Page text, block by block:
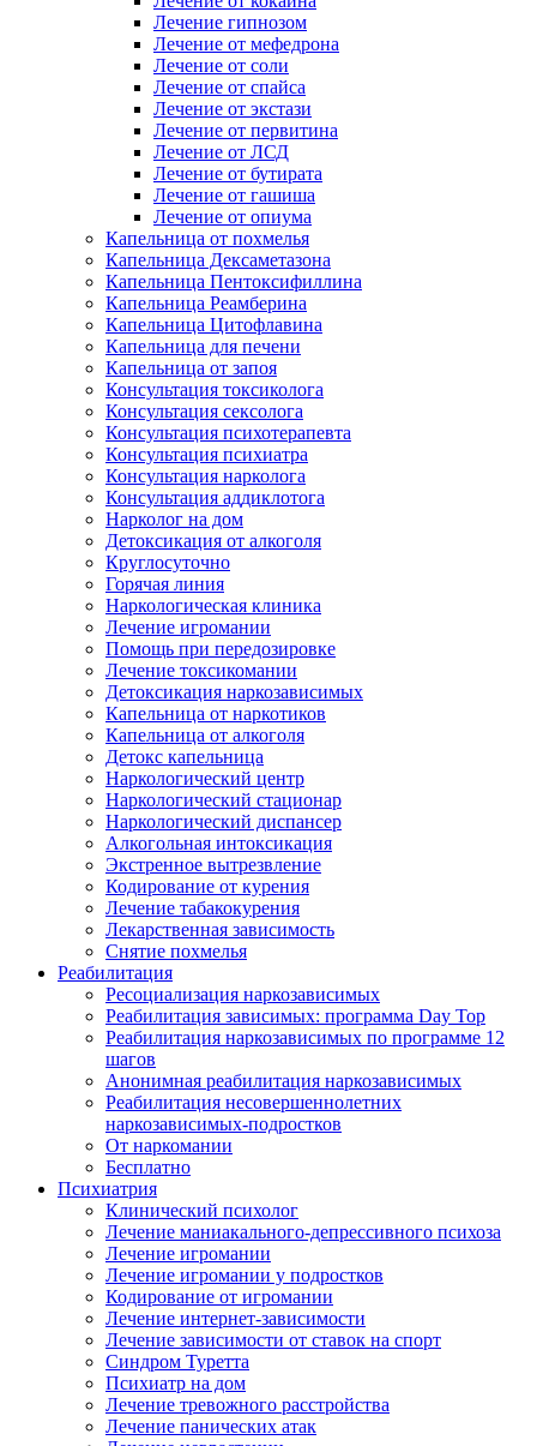
Лечение гипнозом
Лечение от мефедрона
Лечение от соли
Лечение от спайса
Лечение от экстази
Лечение от первитина
Лечение от ЛСД
Лечение от бутирата
Лечение от гашиша
Лечение от опиума
Капельница от похмелья
Капельница Дексаметазона
Капельница Пентоксифиллина
Капельница Реамберина
Капельница Цитофлавина
Капельница для печени
Капельница от запоя
Консультация токсиколога
Консультация сексолога
Консультация психотерапевта
Консультация психиатра
Консультация нарколога
Консультация аддиклотога
Нарколог на дом
Детоксикация от алкоголя
Круглосуточно
Горячая линия
Наркологическая клиника
Лечение игромании
Помощь при передозировке
Лечение токсикомании
Детоксикация наркозависимых
Капельница от наркотиков
Капельница от алкоголя
Детокс капельница
Наркологический центр
Наркологический стационар
Наркологический диспансер
Алкогольная интоксикация
Экстренное вытрезвление
Кодирование от курения
Лечение табакокурения
Лекарственная зависимость
Снятие похмелья
Реабилитация
Ресоциализация наркозависимых
Реабилитация зависимых: программа Day Top
Реабилитация наркозависимых по программе 12
шагов
Анонимная реабилитация наркозависимых
Реабилитация несовершеннолетних
наркозависимых-подростков
От наркомании
Бесплатно
Психиатрия
Клинический психолог
Лечение маниакального-депрессивного психоза
Лечение игромании
Лечение игромании у подростков
Кодирование от игромании
Лечение интернет-зависимости
Лечение зависимости от ставок на спорт
Синдром Туретта
Психиатр на дом
Лечение тревожного расстройства
Лечение панических атак